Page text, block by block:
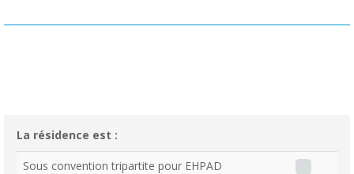
La résidence est :
Sous convention tripartite pour EHPAD